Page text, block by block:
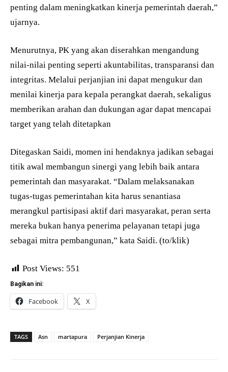
penting dalam meningkatkan kinerja pemerintah daerah,”
ujarnya.
Menurutnya, PK yang akan diserahkan mengandung
nilai-nilai penting seperti akuntabilitas, transparansi dan
integritas. Melalui perjanjian ini dapat mengukur dan
menilai kinerja para kepala perangkat daerah, sekaligus
memberikan arahan dan dukungan agar dapat mencapai
target yang telah ditetapkan
Ditegaskan Saidi, momen ini hendaknya jadikan sebagai
titik awal membangun sinergi yang lebih baik antara
pemerintah dan masyarakat. “Dalam melaksanakan
tugas-tugas pemerintahan kita harus senantiasa
merangkul partisipasi aktif dari masyarakat, peran serta
mereka bukan hanya penerima pelayanan tetapi juga
sebagai mitra pembangunan,” kata Saidi. (to/klik)
Post Views: 551
Bagikan ini:
Facebook X
TAGS Asn martapura Perjanjian Kinerja